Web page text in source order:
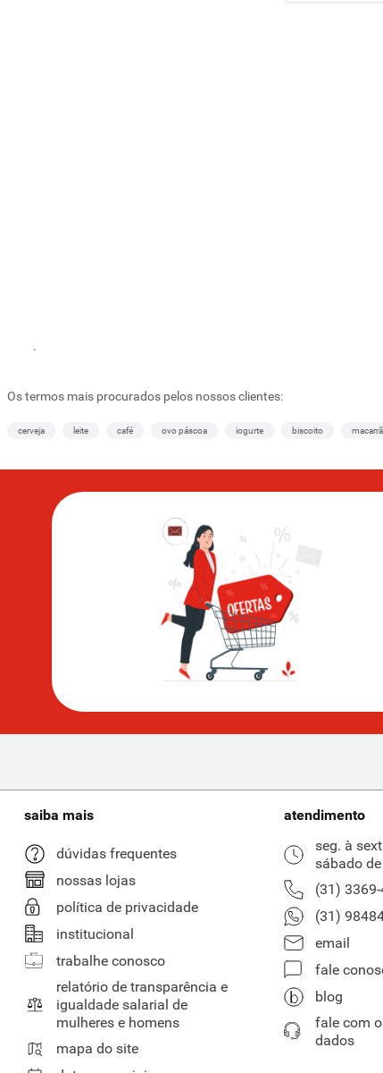
.
Os termos mais procurados pelos nossos clientes:
cerveja leite café ovo páscoa iogurte biscoito
saiba mais
dúvidas frequentes
nossas lojas
política de privacidade
institucional
trabalhe conosco
relatório de transparência e
igualdade salarial de
mulheres e homens
mapa do site
atendimento
seg. à
sábado
(31)
(31)
email
fale
blog
fale com
dados